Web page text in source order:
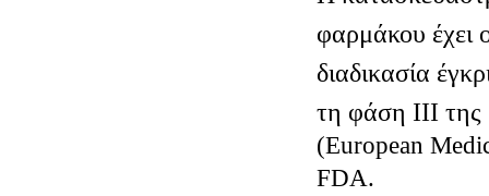
φαρμάκου έχει
διαδικασία
τη φάση ΙΙΙ
(European
FDA.